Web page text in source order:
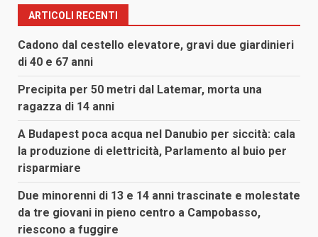
ARTICOLI RECENTI
Cadono dal cestello elevatore, gravi due giardinieri
di 40 e 67 anni
Precipita per 50 metri dal Latemar, morta una
ragazza di 14 anni
A Budapest poca acqua nel Danubio per siccità: cala
la produzione di elettricità, Parlamento al buio per
risparmiare
Due minorenni di 13 e 14 anni trascinate e molestate
da tre giovani in pieno centro a Campobasso,
riescono a fuggire